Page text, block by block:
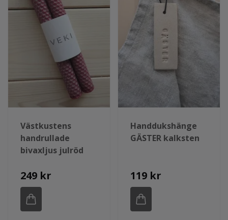
Västkustens
handrullade
bivaxljus julröd
249 kr
Handdukshänge
GÄSTER kalksten
119 kr